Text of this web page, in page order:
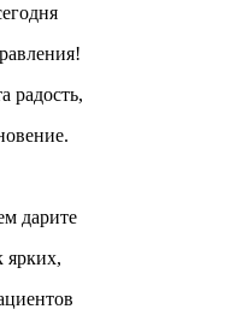
радость,
дарите
ярких,